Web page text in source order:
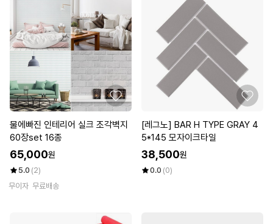
물에빠진 인테리어 실크 조각벽지
60장set 16종
65,000원
5.0 (2)
무이자 무료배송
[레그노] BAR H TYPE GRAY 4
5*145 모자이크타일
38,500원
0.0 (0)